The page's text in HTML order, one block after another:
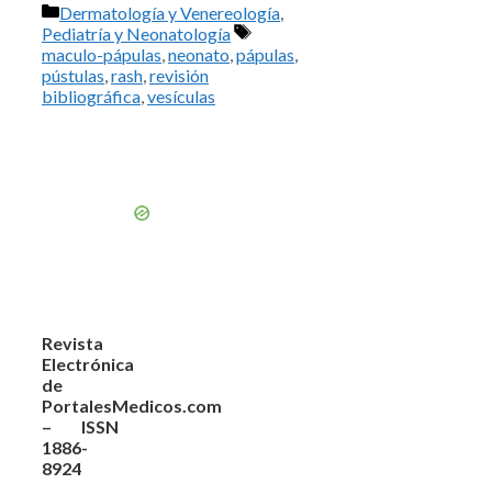
Categorías
Dermatología y Venereología,
Pediatría y Neonatología
Etiquetas
maculo-pápulas,neonato,pápulas,
pústulas,rash,revisión
bibliográfica,vesículas
Revista
Electrónica
de
PortalesMedicos.com
– ISSN
1886-
8924